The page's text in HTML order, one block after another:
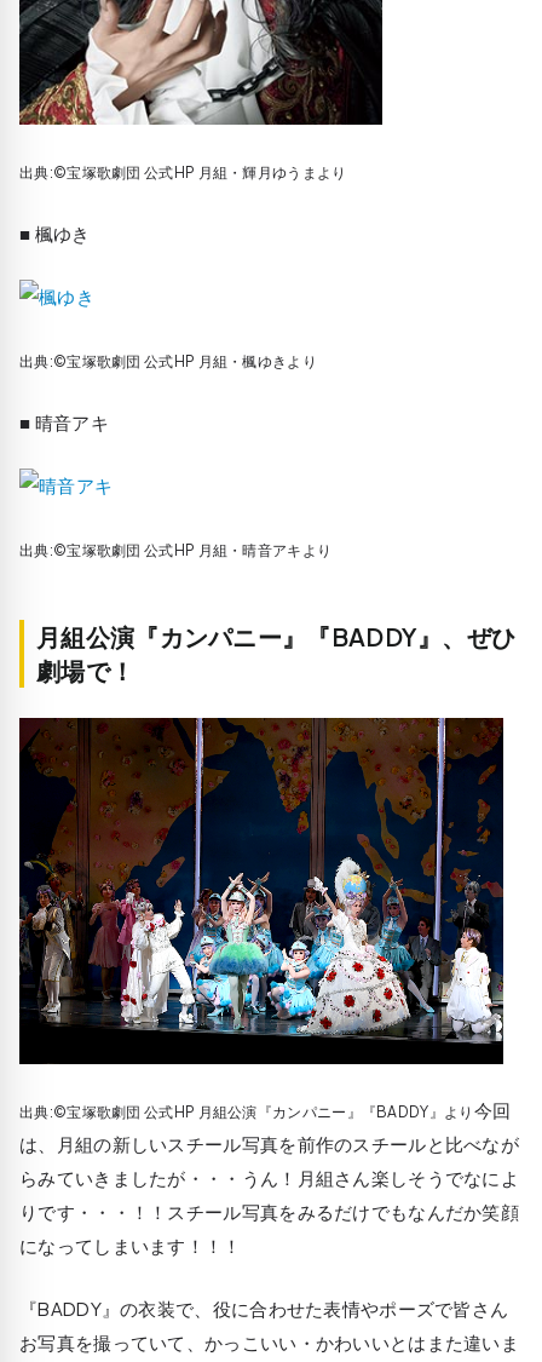
出典:©宝塚歌劇団 公式HP 月組・輝月ゆうまより
■ 楓ゆき
出典:©宝塚歌劇団 公式HP 月組・楓ゆきより
■ 晴音アキ
出典:©宝塚歌劇団 公式HP 月組・晴音アキより
月組公演『カンパニー』『BADDY』、ぜひ
劇場で！
出典:©宝塚歌劇団 公式HP 月組公演『カンパニー』『BADDY』より 今回
は、月組の新しいスチール写真を前作のスチールと比べなが
らみていきましたが・・・うん！月組さん楽しそうでなによ
りです・・・！！スチール写真をみるだけでもなんだか笑顔
になってしまいます！！！
『BADDY』の衣装で、役に合わせた表情やポーズで皆さん
お写真を撮っていて、かっこいい・かわいいとはまた違いま